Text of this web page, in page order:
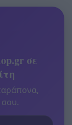
σε
σου.